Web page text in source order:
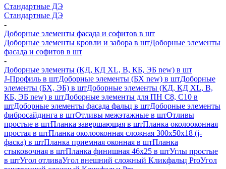
Стандартные ДЭ
Стандартные ДЭ
-
Доборные элементы фасада и софитов в шт
Доборные элементы кровли и забора в штДоборные элементы
фасада и софитов в шт
-
Доборные элементы (КД, КД XL, В, КБ, ЭБ new) в шт
J-Профиль в штДоборные элементы (БХ new) в штДоборные
элементы (БХ, ЭБ) в штДоборные элементы (КД, КД XL, В,
КБ, ЭБ new) в штДоборные элементы для ПН С8, С10 в
штДоборные элементы фасада фальц в штДоборные элементы
фибросайдинга в штОтливы межэтажные в штОтливы
простые в штПланка завершающая в штПланка околооконная
простая в штПланка околооконная сложная 300х50х18 (j-
фаска) в штПланка приемная оконная в штПланка
стыковочная в штПланка финишная 46х25 в штУглы простые
в штУгол отливаУгол внешний сложный Кликфальц ProУгол